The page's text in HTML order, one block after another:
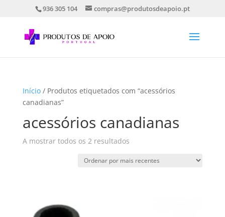
936 305 104 compras@produtosdeapoio.pt
Início/ Produtos etiquetados com “acessórios
canadianas”
acessórios canadianas
A mostrar todos os 2 resultadosOrdenado
mais